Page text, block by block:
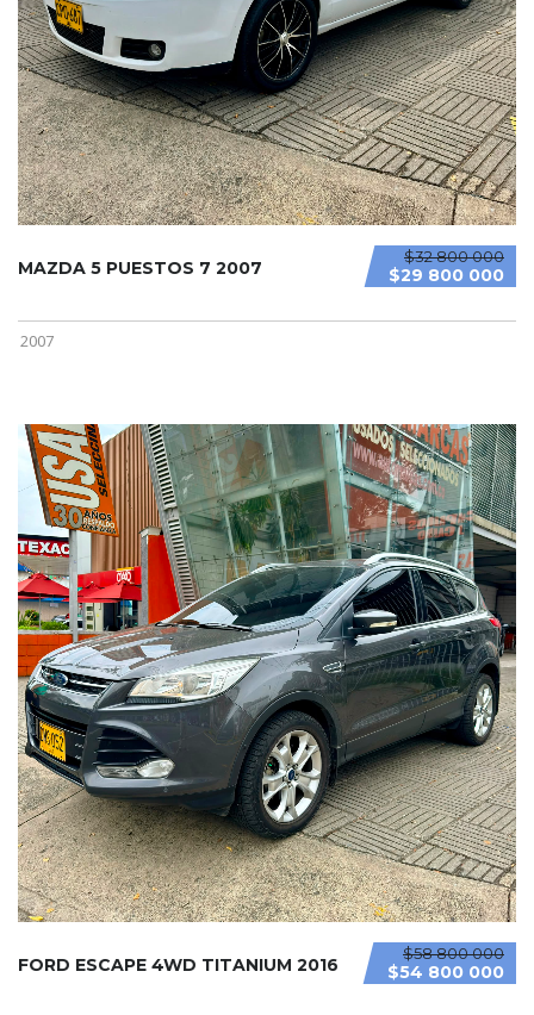
$32 800 000
$29 800 000
MAZDA 5 PUESTOS 7 2007
2007
$58 800 000
$54 800 000
FORD ESCAPE 4WD TITANIUM 2016